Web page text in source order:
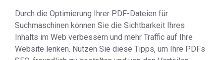
Durch die Optimierung Ihrer PDF-Dateien für
Suchmaschinen können Sie die Sichtbarkeit Ihres
Inhalts im Web verbessern und mehr Traffic auf Ihre
Website lenken. Nutzen Sie diese Tipps, um Ihre PDFs